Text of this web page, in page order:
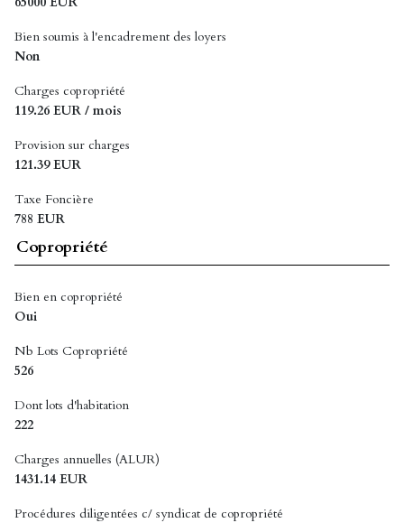
Bien soumis à l'encadrement des loyers
Non
Charges copropriété
119.26 EUR / mois
Provision sur charges
121.39 EUR
Taxe Foncière
788 EUR
Copropriété
Bien en copropriété
Oui
Nb Lots Copropriété
526
Dont lots d'habitation
222
Charges annuelles (ALUR)
1431.14 EUR
Procédures diligentées c/ syndicat de copropriété